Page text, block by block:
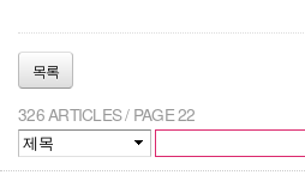
목록
326 ARTICLES / PAGE 22